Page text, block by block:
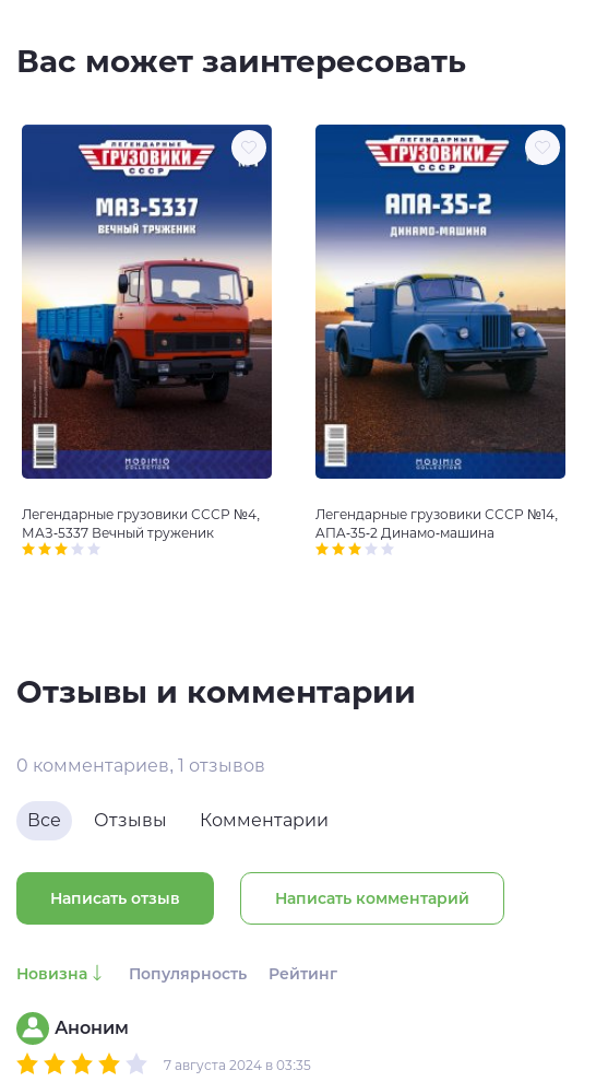
Вас может заинтересовать
Легендарные грузовики СССР №4,
МАЗ-5337 Вечный труженик
Легендарные грузовики СССР №14,
AПA-35-2 Динамо-машина
Отзывы и комментарии
0 комментариев, 1 отзывов
Все Отзывы Комментарии
Написать отзыв Написать комментарий
Новизна Популярность Рейтинг
Аноним
7 августа 2024 в 03:35